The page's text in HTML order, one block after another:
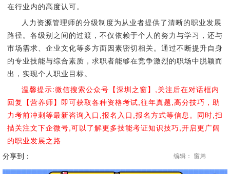
在行业内的高度认可。
人力资源管理师的分级制度为从业者提供了清晰的职业发展
路径。各级别之间的过渡，不仅依赖于个人的努力与学习，还与
市场需求、企业文化等多方面因素密切相关。通过不断提升自身
的专业技能与综合素质，求职者能够在竞争激烈的职场中脱颖而
出，实现个人职业目标。
温馨提示:微信搜索公众号【深圳之窗】,关注后在对话框内
回复【营养师】即可获取各种资格考试,往年真题,高分技巧，助
力考前冲刺等最新咨询入口,报名入口,报名方式等信息。同时,扫
描关注文下企微号,可以了解更多技能考证知识技巧,开启更广阔
的职业发展之路
分享到：
编辑： 窗弟